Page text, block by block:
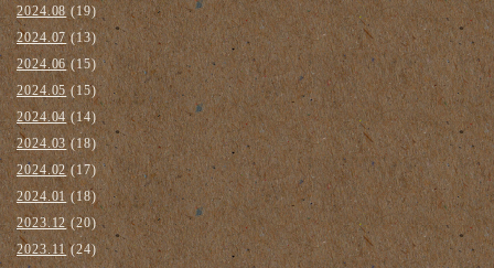
2024.08 (19)
2024.07(13)
2024.06(15)
2024.05 (15)
2024.04(14)
2024.03(18)
2024.02(17)
2024.01 (18)
2023.12(20)
2023.11(24)